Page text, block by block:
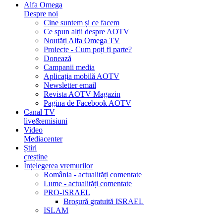
Alfa Omega
Despre noi
Cine suntem și ce facem
Ce spun alții despre AOTV
Noutăți Alfa Omega TV
Proiecte - Cum poți fi parte?
Donează
Campanii media
Aplicația mobilă AOTV
Newsletter email
Revista AOTV Magazin
Pagina de Facebook AOTV
Canal TV
live&emisiuni
Video
Mediacenter
Știri
creștine
Înțelegerea vremurilor
România - actualități comentate
Lume - actualități comentate
PRO-ISRAEL
Broșură gratuită ISRAEL
ISLAM